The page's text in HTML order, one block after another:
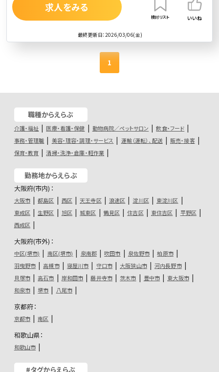
最終更新日：2026/03/06(金)
求人をみる
検討リスト いいね
1
職種からえらぶ
介護・福祉 医療・看護・保健 動物病院／ペットサロン
飲食・フード
事務・管理職
美容・理容・調理・サービス 運輸（運転）、配送
販売・接客
保育・教育
清掃・洗浄・倉庫・軽作業
勤務地からえらぶ
大阪府(市内)：
大阪市 都島区 西区 天王寺区 浪速区 淀川区
東淀川区
東成区
生野区 旭区 城東区 鶴見区 住吉区 東住吉区
平野区
西成区
大阪府(市外)：
中区(堺市) 南区(堺市) 泉南郡 吹田市 泉佐野市
柏原市
羽曳野市
高槻市 寝屋川市 守口市 大阪狭山市
河内長野市
貝塚市
高石市 岸和田市 藤井寺市 茨木市 豊中市
東大阪市
和泉市
堺市 八尾市
京都府：
京都市 南区
和歌山県：
和歌山市
#タグからえらぶ